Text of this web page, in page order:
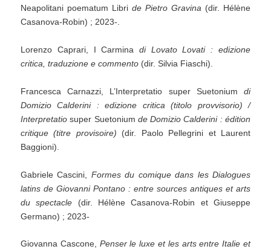
Neapolitani poematum Libride Pietro Gravina (dir. Hélène
Casanova-Robin) ; 2023-.
Lorenzo Caprari, I Carmina di Lovato Lovati : edizione
critica, traduzione e commento (dir. Silvia Fiaschi).
Francesca Carnazzi, L’Interpretatio super Suetonium di
Domizio Calderini : edizione critica (titolo provvisorio) /
Interpretatio super Suetonium de Domizio Calderini : édition
critique (titre provisoire) (dir. Paolo Pellegrini et Laurent
Baggioni).
Gabriele Cascini, Formes du comique dans les Dialogues
latins de Giovanni Pontano : entre sources antiques et arts
du spectacle (dir. Hélène Casanova-Robin et Giuseppe
Germano) ; 2023-
Giovanna Cascone, Penser le luxe et les arts entre Italie et